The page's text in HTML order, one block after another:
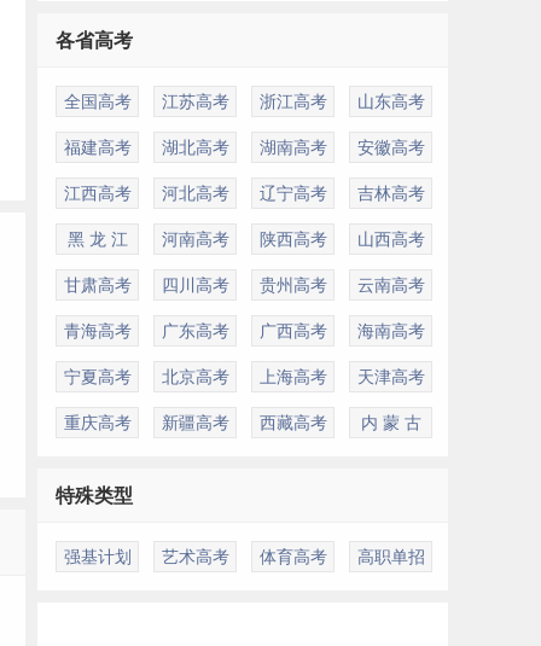
各省高考
全国高考 江苏高考 浙江高考 山东高考
福建高考 湖北高考 湖南高考 安徽高考
江西高考 河北高考 辽宁高考 吉林高考
黑 龙 江 河南高考 陕西高考 山西高考
甘肃高考 四川高考 贵州高考 云南高考
青海高考 广东高考 广西高考 海南高考
宁夏高考 北京高考 上海高考 天津高考
重庆高考 新疆高考 西藏高考 内 蒙 古
特殊类型
强基计划 艺术高考 体育高考 高职单招